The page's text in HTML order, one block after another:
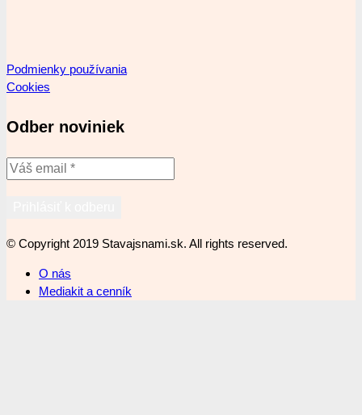
Podmienky používania
Cookies
Odber noviniek
© Copyright 2019 Stavajsnami.sk. All rights reserved.
O nás
Mediakit a cenník